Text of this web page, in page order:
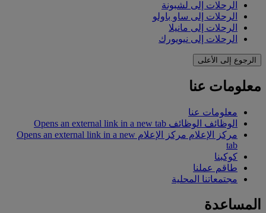
الرحلات إلى لشبونة
الرحلات إلى ساو باولو
الرحلات إلى مانيلا
الرحلات إلى نيويورك
الرجوع إلى الأعلى
معلومات عنا
معلومات عنا
الوظائف الوظائف Opens an external link in a new tab
مركز الإعلام
مركز الإعلام Opens an external link in a new
tab
كوكبنا
طاقم عملنا
مجتمعاتنا المحلية
المساعدة